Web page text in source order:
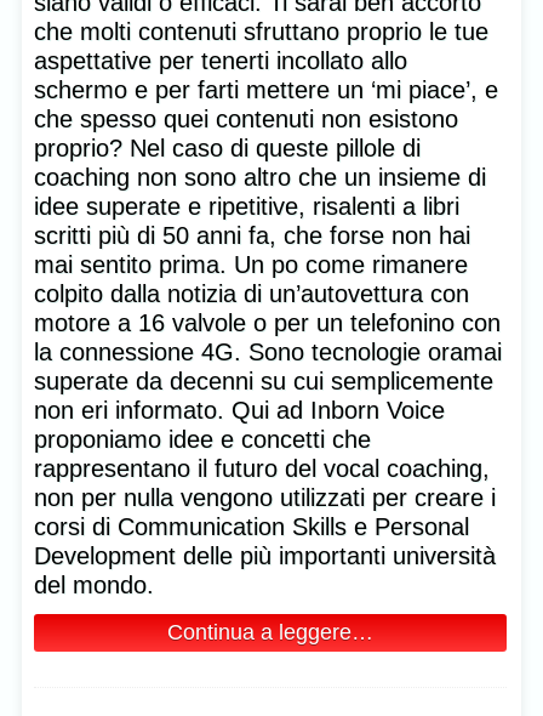
che molti contenuti sfruttano proprio le tue
aspettative per tenerti incollato allo
schermo e per farti mettere un ‘mi piace’, e
che spesso quei contenuti non esistono
proprio? Nel caso di queste pillole di
coaching non sono altro che un insieme di
idee superate e ripetitive, risalenti a libri
scritti più di 50 anni fa, che forse non hai
mai sentito prima. Un po come rimanere
colpito dalla notizia di un’autovettura con
motore a 16 valvole o per un telefonino con
la connessione 4G. Sono tecnologie oramai
superate da decenni su cui semplicemente
non eri informato. Qui ad Inborn Voice
proponiamo idee e concetti che
rappresentano il futuro del vocal coaching,
non per nulla vengono utilizzati per creare i
corsi di Communication Skills e Personal
Development delle più importanti università
del mondo.
Continua a leggere…